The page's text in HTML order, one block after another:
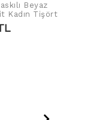
EKLE
Beyaz
Kadın Tişört